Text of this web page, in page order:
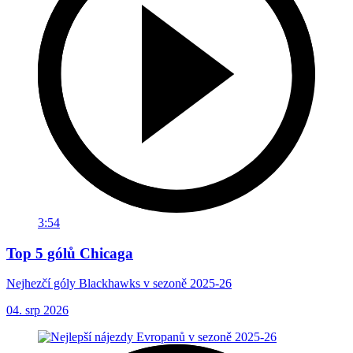
3:54
Top 5 gólů Chicaga
Nejhezčí góly Blackhawks v sezoně 2025-26
04. srp 2026